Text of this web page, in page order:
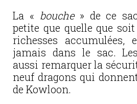
La « bouche» de ce
petite que quelle que soit
richesses accumulées,
jamais dans le sac.
aussi remarquer la
neuf dragons qui
de Kowloon.